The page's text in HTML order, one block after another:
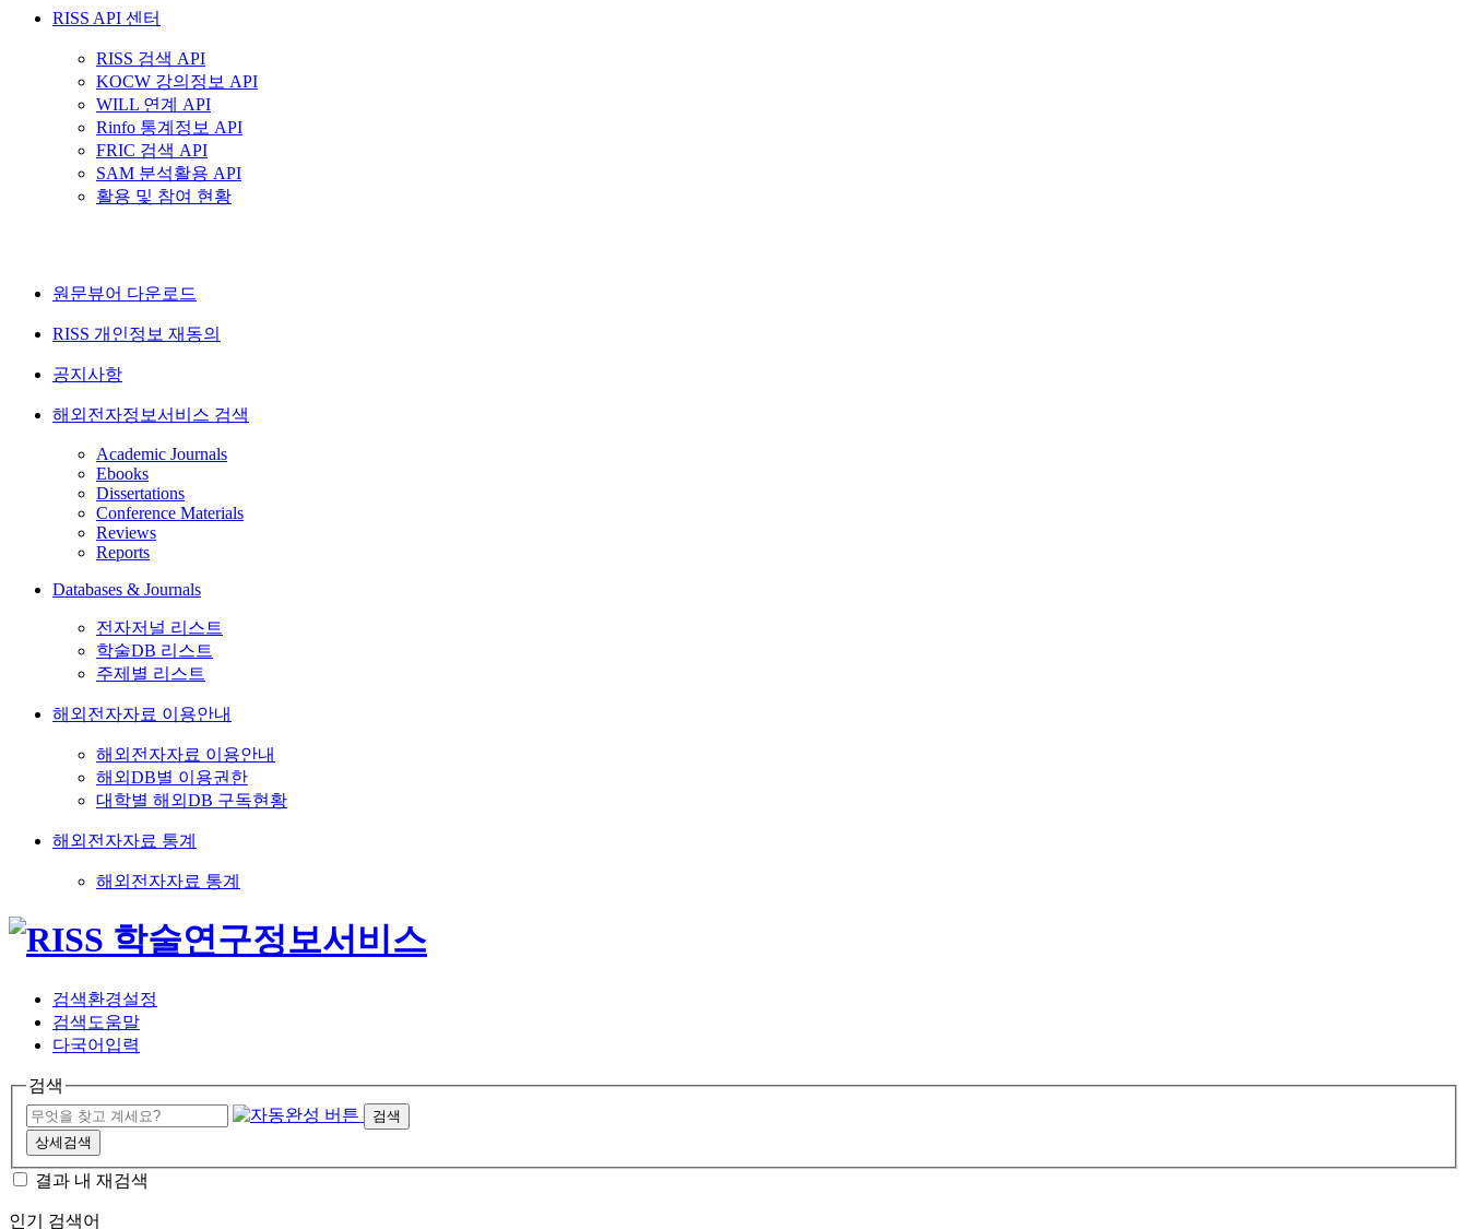
RISS API 센터
RISS 검색 API
KOCW 강의정보 API
WILL 연계 API
Rinfo 통계정보 API
FRIC 검색 API
SAM 분석활용 API
활용 및 참여 현황
원문뷰어 다운로드
RISS 개인정보 재동의
공지사항
해외전자정보서비스 검색
Academic Journals
Ebooks
Dissertations
Conference Materials
Reviews
Reports
Databases & Journals
전자저널 리스트
학술DB 리스트
주제별 리스트
해외전자자료 이용안내
해외전자자료 이용안내
해외DB별 이용권한
대학별 해외DB 구독현황
해외전자자료 통계
해외전자자료 통계
검색환경설정
검색도움말
다국어입력
검색
검색
상세검색
결과 내 재검색
인기 검색어